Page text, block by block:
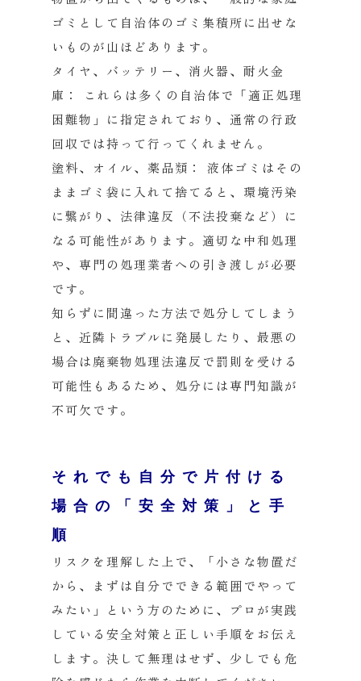
ゴミとして自治体のゴミ集積所に出せな
いものが山ほどあります。
タイヤ、バッテリー、消火器、耐火金
庫：
これらは多くの自治体で「適正処理
困難物」に指定されており、通常の行政
回収では持って行ってくれません。
塗料、オイル、薬品類：
液体ゴミはその
ままゴミ袋に入れて捨てると、環境汚染
に繋がり、法律違反（不法投棄など）に
なる可能性があります。適切な中和処理
や、専門の処理業者への引き渡しが必要
です。
知らずに間違った方法で処分してしまう
と、近隣トラブルに発展したり、最悪の
場合は廃棄物処理法違反で罰則を受ける
可能性もあるため、処分には専門知識が
不可欠です。
それでも自分で片付ける
場合の「安全対策」と手
順
リスクを理解した上で、「小さな物置だ
から、まずは自分でできる範囲でやって
みたい」という方のために、プロが実践
している安全対策と正しい手順をお伝え
します。決して無理はせず、少しでも危